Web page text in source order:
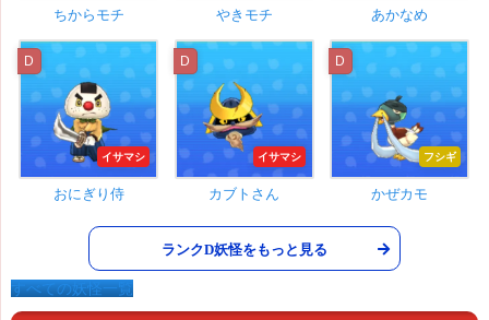
ちからモチ やきモチ あかなめ
D
イサマシ
おにぎり侍
D
イサマシ
カブトさん
D
フシギ
かぜカモ
ランクD妖怪をもっと見る
すべての妖怪一覧